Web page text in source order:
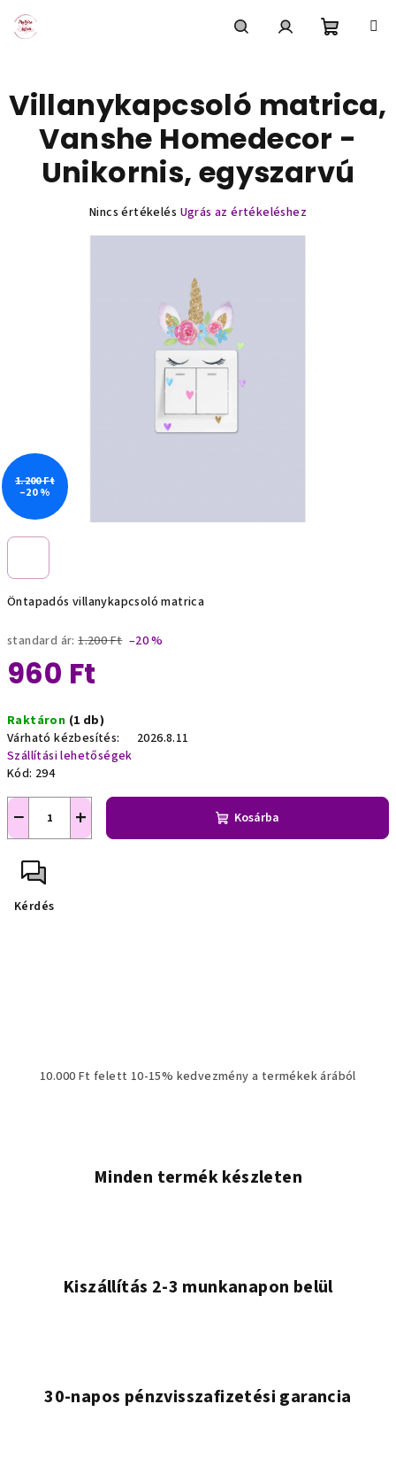
Öntapadós villanykapcsoló matrica
standard ár: 1.200 Ft –20 %
960 Ft
Raktáron (1 db)
Várható kézbesítés:
2026.8.11
Szállítási lehetőségek
Kód: 294
+
− Kosárba
Kérdés
Villanykapcsoló matrica,
Vanshe Homedecor -
Unikornis, egyszarvú
A
Nincs értékelés Ugrás az értékeléshez
1.200 Ft
–20 %
10.000 Ft felett 10-15% kedvezmény a termékek árából
Minden termék készleten
Kiszállítás 2-3 munkanapon belül
30-napos pénzvisszafizetési garancia